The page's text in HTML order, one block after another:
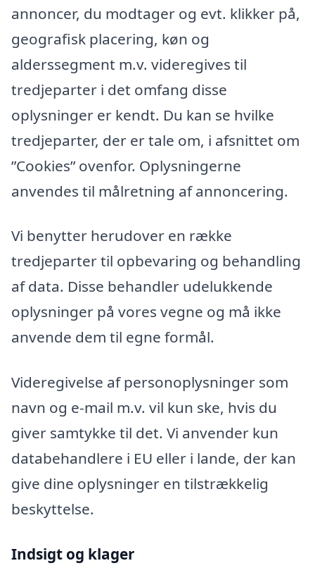
annoncer, du modtager og evt. klikker på,
geografisk placering, køn og
alderssegment m.v. videregives til
tredjeparter i det omfang disse
oplysninger er kendt. Du kan se hvilke
tredjeparter, der er tale om, i afsnittet om
”Cookies” ovenfor. Oplysningerne
anvendes til målretning af annoncering.
Vi benytter herudover en række
tredjeparter til opbevaring og behandling
af data. Disse behandler udelukkende
oplysninger på vores vegne og må ikke
anvende dem til egne formål.
Videregivelse af personoplysninger som
navn og e-mail m.v. vil kun ske, hvis du
giver samtykke til det. Vi anvender kun
databehandlere i EU eller i lande, der kan
give dine oplysninger en tilstrækkelig
beskyttelse.
Indsigt og klager